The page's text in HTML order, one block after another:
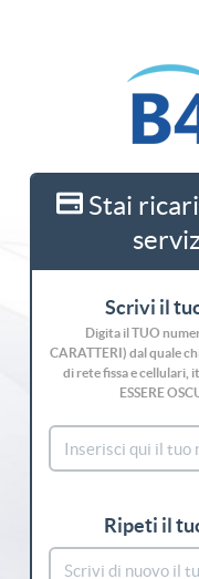
Stai
Scrivi il
Digita il TUO
CARATTERI) dal quale
di rete fissa e cellulari,
ESSERE
Ripeti il